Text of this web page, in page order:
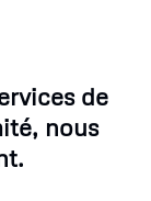
de
nous